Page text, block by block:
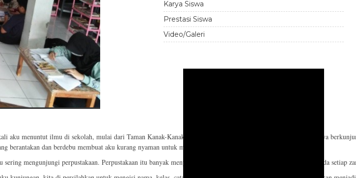
aku menuntut ilmu di sekolah, mulai dari Taman Kanak-Kanak dan Sekolah Dasar aku jarang sekali yang namanya
dan berdebu membuat aku kurang nyaman untuk membaca buku.
mengunjungi perpustakaan. Perpustakaan itu banyak menyimpan buku-buku cerita yang sedang booming pada
Karya Siswa
Prestasi Siswa
Video/Galeri